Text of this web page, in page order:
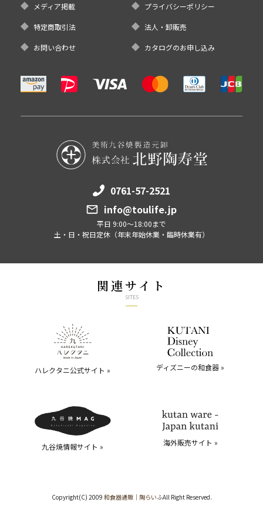
メディア掲載 プライバシーポリシー
特定商取引法 法人・卸販売
お問い合わせ カタログのお申し込み
0761-57-2521
info@toulife.jp
平日 9:00～18:00まで
土・日・祝日定休（年末年始休業・臨時休業有）
関連サイト
SITES
ハレクタニ公式サイト » ディズニーの和食器 »
九谷焼情報サイト » 海外販売サイト »
Copyright(C) 2009 和食器通販｜陶らいふAll Right Reserved.